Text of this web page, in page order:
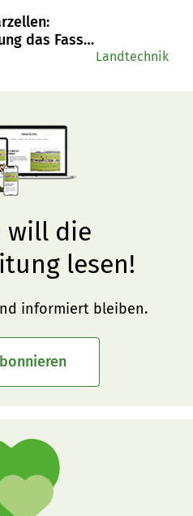
das Fass
Landtechnik
will die
lesen!
informiert bleiben.